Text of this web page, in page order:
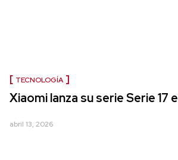
TECNOLOGÍA
Xiaomi lanza su serie Serie 17
abril 13, 2026